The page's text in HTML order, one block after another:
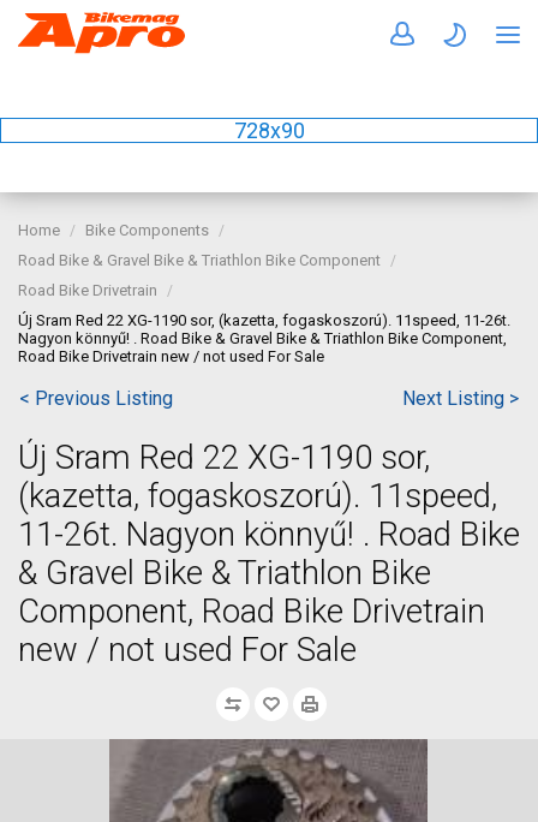
728x90
Home
Bike Components
Road Bike & Gravel Bike & Triathlon Bike Component
Road Bike Drivetrain
Új Sram Red 22 XG-1190 sor, (kazetta, fogaskoszorú). 11speed, 11-26t.
Nagyon könnyű! . Road Bike & Gravel Bike & Triathlon Bike Component,
Road Bike Drivetrain new / not used For Sale
< Previous Listing Next Listing >
Új Sram Red 22 XG-1190 sor,
(kazetta, fogaskoszorú). 11speed,
11-26t. Nagyon könnyű! . Road Bike
& Gravel Bike & Triathlon Bike
Component, Road Bike Drivetrain
new / not used For Sale